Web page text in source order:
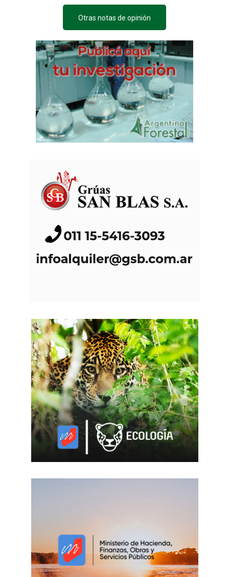
Otras notas de opinión